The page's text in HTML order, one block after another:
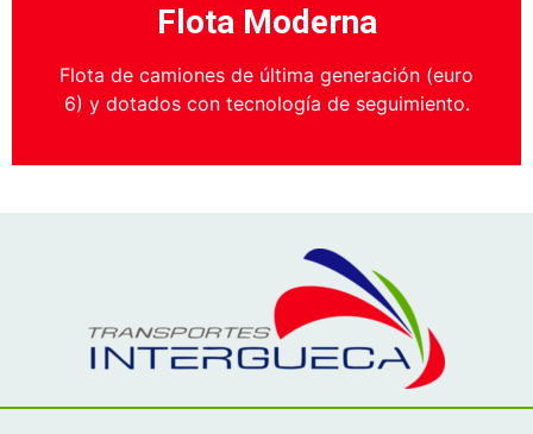
Flota Moderna
Flota de camiones de última generación (euro
6) y dotados con tecnología de seguimiento.